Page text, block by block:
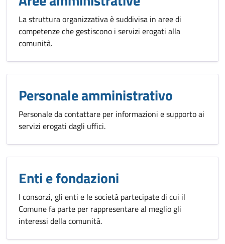
La struttura organizzativa è suddivisa in aree di
competenze che gestiscono i servizi erogati alla
comunità.
Personale amministrativo
Personale da contattare per informazioni e supporto ai
servizi erogati dagli uffici.
Enti e fondazioni
I consorzi, gli enti e le società partecipate di cui il
Comune fa parte per rappresentare al meglio gli
interessi della comunità.